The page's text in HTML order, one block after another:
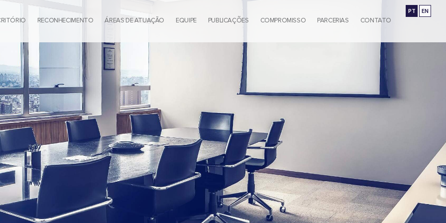
PT EN
RECONHECIMENTO ÁREAS DE ATUAÇÃO EQUIPE PUBLICAÇÕES COMPROMISSO PARCERIAS CONTATO